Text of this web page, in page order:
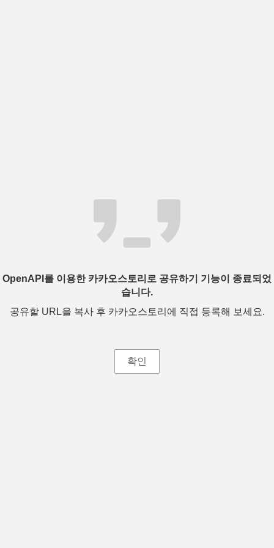
OpenAPI를 이용한 카카오스토리로 공유하기 기능이 종료되었
습니다.
공유할 URL을 복사 후 카카오스토리에 직접 등록해 보세요.
확인